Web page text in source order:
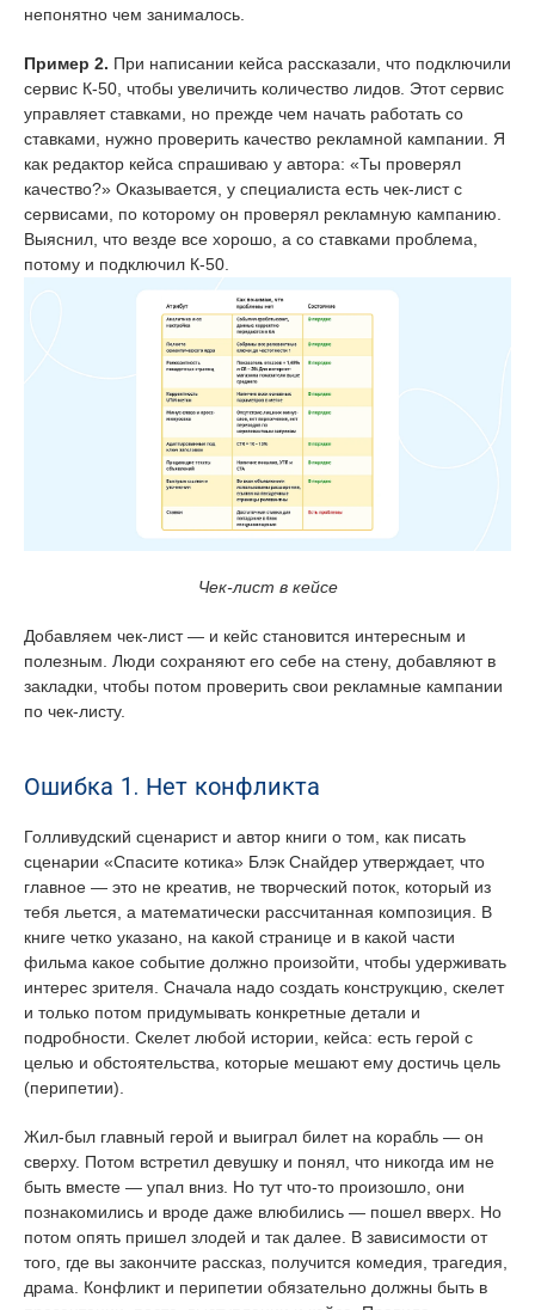
непонятно чем занималось.
Пример 2. При написании кейса рассказали, что подключили
сервис К-50, чтобы увеличить количество лидов. Этот сервис
управляет ставками, но прежде чем начать работать со
ставками, нужно проверить качество рекламной кампании. Я
как редактор кейса спрашиваю у автора: «Ты проверял
качество?» Оказывается, у специалиста есть чек-лист с
сервисами, по которому он проверял рекламную кампанию.
Выяснил, что везде все хорошо, а со ставками проблема,
потому и подключил К-50.
Чек-лист в кейсе
Добавляем чек-лист — и кейс становится интересным и
полезным. Люди сохраняют его себе на стену, добавляют в
закладки, чтобы потом проверить свои рекламные кампании
по чек-листу.
Ошибка 1. Нет конфликта
Голливудский сценарист и автор книги о том, как писать
сценарии «Спасите котика» Блэк Снайдер утверждает, что
главное — это не креатив, не творческий поток, который из
тебя льется, а математически рассчитанная композиция. В
книге четко указано, на какой странице и в какой части
фильма какое событие должно произойти, чтобы удерживать
интерес зрителя. Сначала надо создать конструкцию, скелет
и только потом придумывать конкретные детали и
подробности. Скелет любой истории, кейса: есть герой с
целью и обстоятельства, которые мешают ему достичь цель
(перипетии).
Жил-был главный герой и выиграл билет на корабль — он
сверху. Потом встретил девушку и понял, что никогда им не
быть вместе — упал вниз. Но тут что-то произошло, они
познакомились и вроде даже влюбились — пошел вверх. Но
потом опять пришел злодей и так далее. В зависимости от
того, где вы закончите рассказ, получится комедия, трагедия,
драма. Конфликт и перипетии обязательно должны быть в